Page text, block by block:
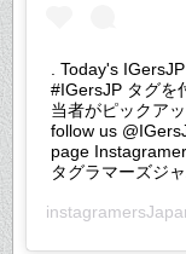
. Today's
#IGersJP タグを
当者がピックア
follow us
page
タグラマーズジ